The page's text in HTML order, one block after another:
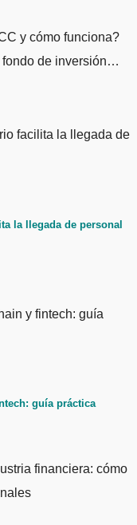
y cómo funciona?
fondo de inversión…
la llegada de personal
guía práctica